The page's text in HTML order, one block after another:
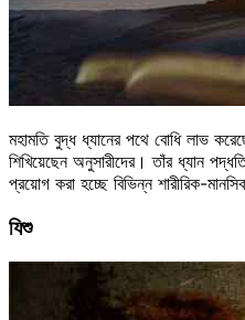
মহামতি বুদ্ধ ধ্যানের পথে বোধি লাভ
শিখিয়েছেন অনুসারীদের। তাঁর ধ্যান
প্রয়োগ করা হচ্ছে বিভিন্ন শারীরিক-
যিশু